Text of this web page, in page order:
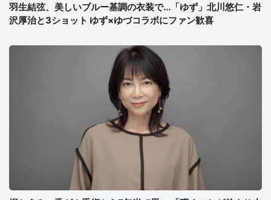
羽生結弦、美しいブルー基調の衣装で...「ゆず」北川悠仁・岩
沢厚治と3ショット ゆず×ゆづコラボにファン歓喜